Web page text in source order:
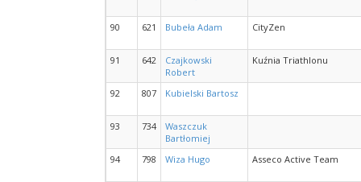
90 621 Bubeła Adam CityZen
91 642
Czajkowski
Robert
Kuźnia Triathlonu
92 807 Kubielski Bartosz
93 734
Waszczuk
Bartłomiej
94
798 Wiza Hugo Asseco Active Team